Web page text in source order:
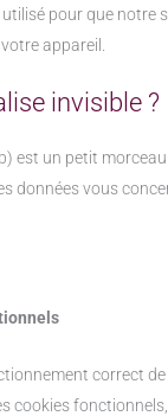
pour que
appareil.
invisible ?
est un petit
données vous
correct
cookies